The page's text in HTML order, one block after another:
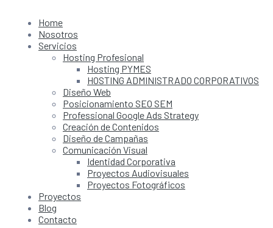
Home
Nosotros
Servicios
Hosting Profesional
Hosting PYMES
HOSTING ADMINISTRADO CORPORATIVOS
Diseño Web
Posicionamiento SEO SEM
Professional Google Ads Strategy
Creación de Contenidos
Diseño de Campañas
Comunicación Visual
Identidad Corporativa
Proyectos Audiovisuales
Proyectos Fotográficos
Proyectos
Blog
Contacto